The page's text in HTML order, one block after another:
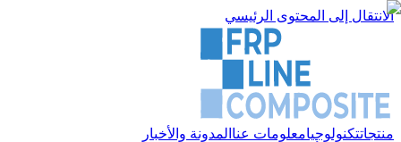
الانتقال إلى المحتوى الرئيسي
منتجاتتكنولوجيامعلومات عنا المدونة والأخبار